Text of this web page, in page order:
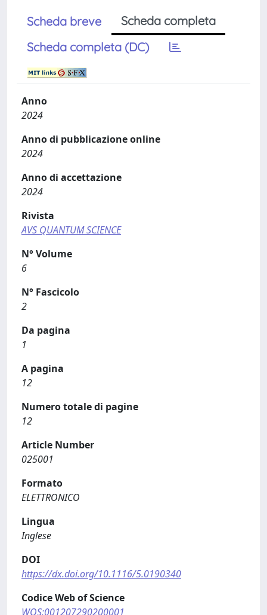
Scheda breve
Scheda completa
Scheda completa (DC)
Anno
2024
Anno di pubblicazione online
2024
Anno di accettazione
2024
Rivista
AVS QUANTUM SCIENCE
N° Volume
6
N° Fascicolo
2
Da pagina
1
A pagina
12
Numero totale di pagine
12
Article Number
025001
Formato
ELETTRONICO
Lingua
Inglese
DOI
https://dx.doi.org/10.1116/5.0190340
Codice Web of Science
WOS:001207290200001